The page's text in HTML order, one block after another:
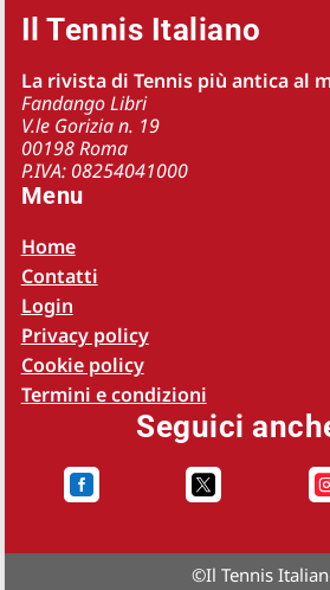
Il Tennis Italiano
La rivista di Tennis più antica al
Fandango Libri
V.le Gorizia n. 19
00198 Roma
P.IVA: 08254041000
Menu
Home
Contatti
Login
Privacy policy
Cookie policy
Termini e condizioni
Seguici
 
©Il Tennis